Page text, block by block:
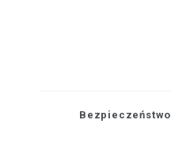
Bezpieczeństwo